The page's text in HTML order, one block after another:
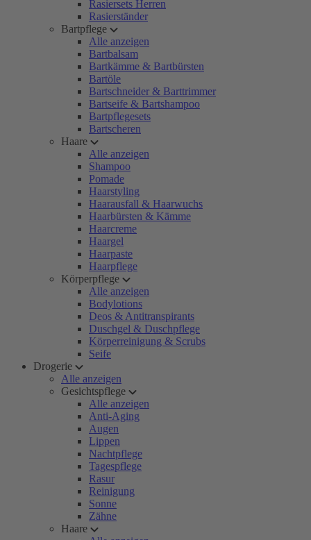
Rasiersets Herren
Rasierständer
Bartpflege
Alle anzeigen
Bartbalsam
Bartkämme & Bartbürsten
Bartöle
Bartschneider & Barttrimmer
Bartseife & Bartshampoo
Bartpflegesets
Bartscheren
Haare
Alle anzeigen
Shampoo
Pomade
Haarstyling
Haarausfall & Haarwuchs
Haarbürsten & Kämme
Haarcreme
Haargel
Haarpaste
Haarpflege
Körperpflege
Alle anzeigen
Bodylotions
Deos & Antitranspirants
Duschgel & Duschpflege
Körperreinigung & Scrubs
Seife
Drogerie
Alle anzeigen
Gesichtspflege
Alle anzeigen
Anti-Aging
Augen
Lippen
Nachtpflege
Tagespflege
Rasur
Reinigung
Sonne
Zähne
Haare